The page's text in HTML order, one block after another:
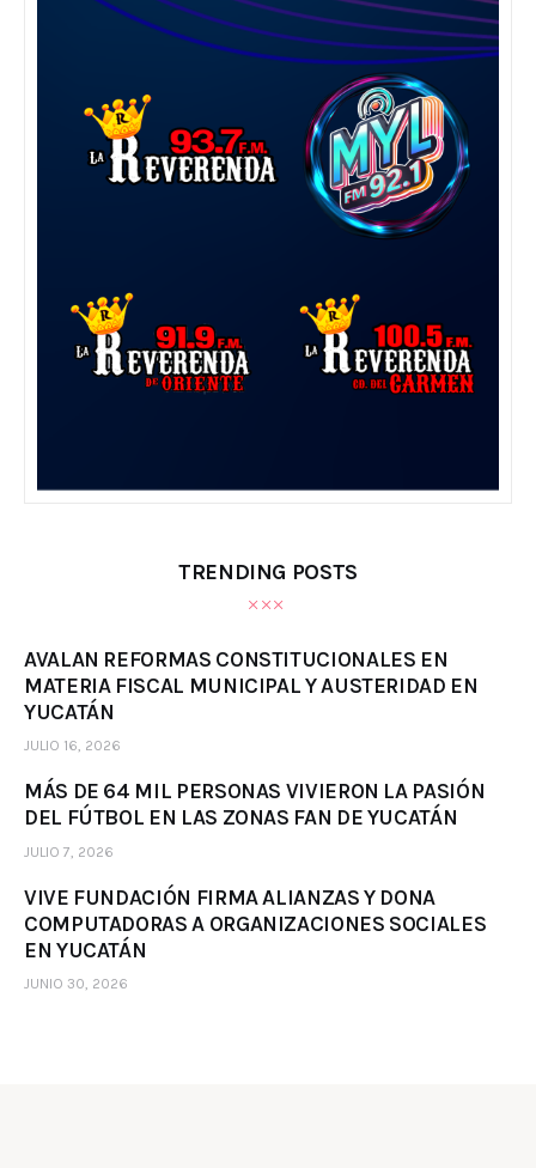
TRENDING POSTS
AVALAN REFORMAS CONSTITUCIONALES EN
MATERIA FISCAL MUNICIPAL Y AUSTERIDAD EN
YUCATÁN
JULIO 16, 2026
MÁS DE 64 MIL PERSONAS VIVIERON LA PASIÓN
DEL FÚTBOL EN LAS ZONAS FAN DE YUCATÁN
JULIO 7, 2026
VIVE FUNDACIÓN FIRMA ALIANZAS Y DONA
COMPUTADORAS A ORGANIZACIONES SOCIALES
EN YUCATÁN
JUNIO 30, 2026